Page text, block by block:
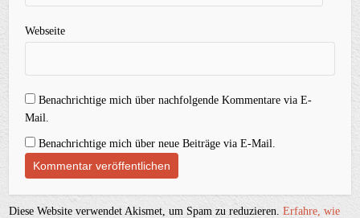
Webseite
Benachrichtige mich über nachfolgende Kommentare via E-
Mail.
Benachrichtige mich über neue Beiträge via E-Mail.
Diese Website verwendet Akismet, um Spam zu reduzieren.Erfahre, wie